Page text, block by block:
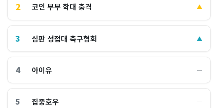
2 코인 부부 학대 충격 ▲
3 심판 성접대 축구협회 ▲
4 아이유 ―
5 집중호우 ―